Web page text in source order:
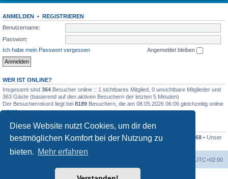
Diese Website nutzt Cookies, um dir den
bestmöglichen Komfort bei der Nutzung zu
bieten. Mehr erfahren
ANMELDEN • REGISTRIEREN
Benutzername:
Passwort:
Ich habe mein Passwort vergessen
Angemeldet bleiben
WER IST ONLINE?
Insgesamt sind 364 Besucher online :: 1 sichtbares Mitglied, 0 unsichtbare Mitglieder und
363 Gäste (basierend auf den aktiven Besuchern der letzten 5 Minuten)
Der Besucherrekord liegt bei 8189 Besuchern, die am 08.05.2026 06:06 gleichzeitig online
waren.
STATISTIK
Beiträge insgesamt41255• Themen insgesamt 1169• Mitglieder insgesamt 1268 • Unser
neuestes Mitglied:
UTC+02:00
Powered byphpBB® Forum Software © phpBB Limited